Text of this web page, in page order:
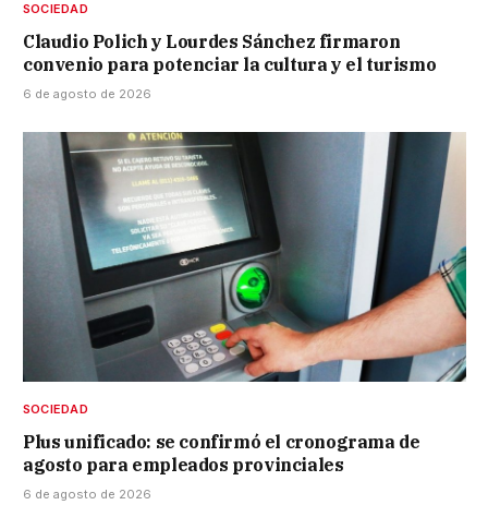
SOCIEDAD
Claudio Polich y Lourdes Sánchez firmaron
convenio para potenciar la cultura y el turismo
6 de agosto de 2026
SOCIEDAD
Plus unificado: se confirmó el cronograma de
agosto para empleados provinciales
6 de agosto de 2026